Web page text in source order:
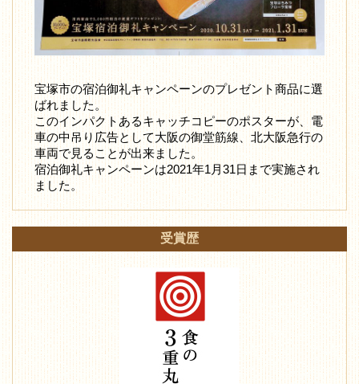
宝塚市の宿泊御礼キャンペーンのプレゼント商品に選
ばれました。
このインパクトあるキャッチコピーのポスターが、電
車の中吊り広告として大阪の御堂筋線、北大阪急行の
車両で見ることが出来ました。
宿泊御礼キャンペーンは2021年1月31日まで実施され
ました。
受賞歴